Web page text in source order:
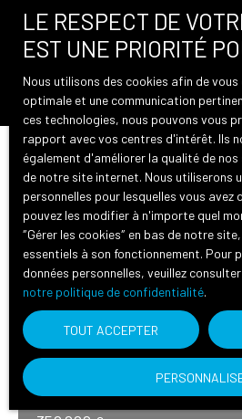
Surface min (m²)
Pertinence
Trier par
LE RESPECT DE
EST UNE PRIORITÉ
Nous utilisons des cookies afin de
optimale et une communication
ces technologies, nous pouvons vous
rapport avec vos centres d'intérêt. Ils
également d'améliorer la qualité de
de notre site internet. Nous utiliserons
personnelles pour lesquelles vous avez
pouvez les modifier à n'importe quel
″Gérer les cookies″ en bas de notre
essentiels à son fonctionnement. Pour
données personnelles, veuillez consulter
notre politique de confidentialité.
TOUT ACCEPTER